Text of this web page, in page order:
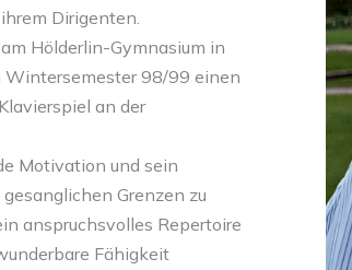
Dirigenten.
Hölderlin-Gymnasium in
Wintersemester 98/99 einen
an der
Motivation und sein
Grenzen zu
anspruchsvolles Repertoire
Fähigkeit